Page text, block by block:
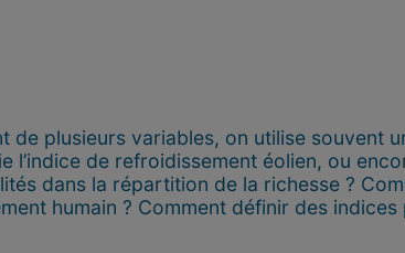
plusieurs variables, on utilise souvent
de refroidissement éolien, ou
dans la répartition de la richesse ?
humain ? Comment définir des indices